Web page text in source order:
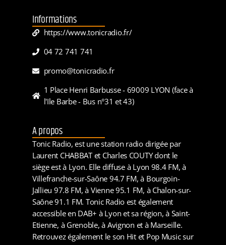
Informations
https://www.tonicradio.fr/
04 72 741 741
promo@tonicradio.fr
1 Place Henri Barbusse - 69009 LYON (face à
l'Ile Barbe - Bus n°31 et 43)
A propos
Tonic Radio, est une station radio dirigée par
Laurent CHABBAT et Charles COUTY dont le
siège est à Lyon. Elle diffuse à Lyon 98.4 FM, à
Villefranche-sur-Saône 94.7 FM, à Bourgoin-
Jallieu 97.8 FM, à Vienne 95.1 FM, à Chalon-sur-
Saône 91.1 FM. Tonic Radio est également
accessible en DAB+ à Lyon et sa région, à Saint-
Etienne, à Grenoble, à Avignon et à Marseille.
Retrouvez également le son Hit et Pop Music sur